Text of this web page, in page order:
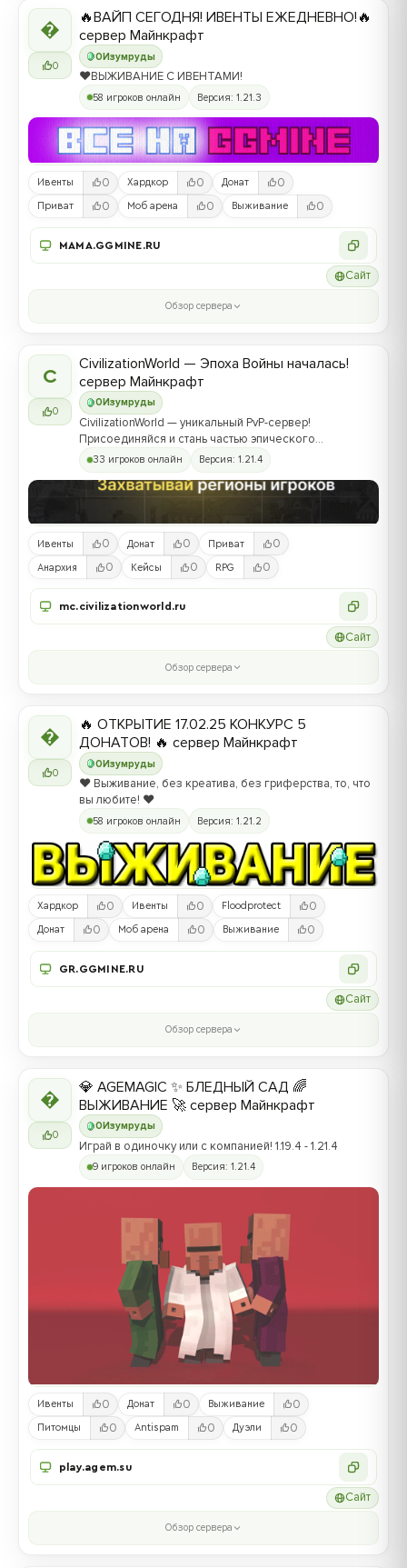

0
0Изумруды
🔥ВАЙП СЕГОДНЯ! ИВЕНТЫ ЕЖЕДНЕВНО!🔥
сервер Майнкрафт
❤️ВЫЖИВАНИЕ С ИВЕНТАМИ!
58 игроков онлайн Версия: 1.21.3
Ивенты 0 Хардкор 0 Донат 0
Приват 0 Моб арена 0 Выживание 0
MAMA.GGMINE.RU
Сайт
Обзор сервера
C
0
0 Изумруды
CivilizationWorld — Эпоха Войны началась!
сервер Майнкрафт
CivilizationWorld — уникальный PvP-сервер!
Присоединяйся и стань частью эпического
противостояния между Альвами и Йотунами!
33 игроков онлайн Версия: 1.21.4
Ивенты 0 Донат 0 Приват 0
Анархия 0 Кейсы 0 RPG 0
mc.civilizationworld.ru
Сайт
Обзор сервера

0
0Изумруды
🔥 ОТКРЫТИЕ 17.02.25 КОНКУРС 5
ДОНАТОВ! 🔥 сервер Майнкрафт
❤️ Выживание, без креатива, без гриферства, то, что
вы любите! ❤️
58 игроков онлайн Версия: 1.21.2
Хардкор 0 Ивенты 0 Floodprotect 0
Донат 0 Моб арена 0 Выживание 0
GR.GGMINE.RU
Сайт
Обзор сервера

0
0 Изумруды
💎 AGEMAGIC ✨ БЛЕДНЫЙ САД 🌈
ВЫЖИВАНИЕ 🚀 сервер Майнкрафт
Играй в одиночку или с компанией! 1.19.4 - 1.21.4
9 игроков онлайн Версия: 1.21.4
Ивенты 0 Донат 0 Выживание 0
Питомцы 0 Antispam 0 Дуэли 0
play.agem.su
Сайт
Обзор сервера